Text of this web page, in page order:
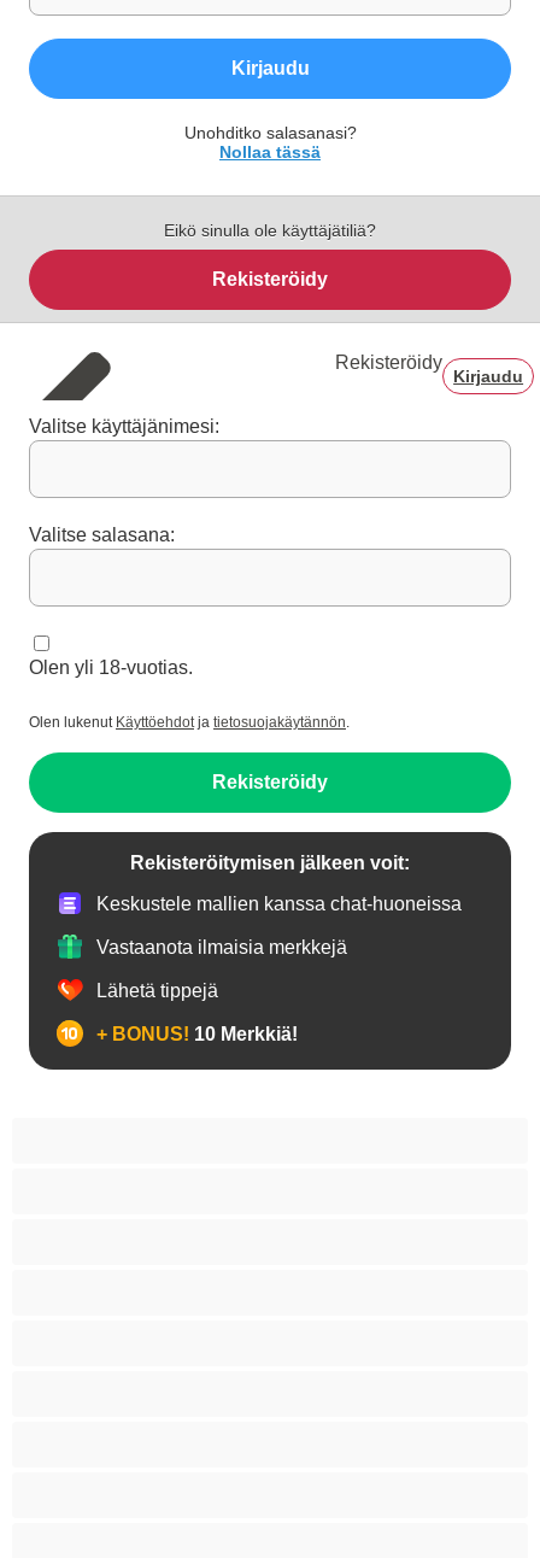
Kirjaudu
Unohditko salasanasi?
Nollaa tässä
Eikö sinulla ole käyttäjätiliä?
Rekisteröidy
Rekisteröidy
Kirjaudu
Valitse käyttäjänimesi:
Valitse salasana:
Olen yli 18-vuotias.
Olen lukenut Käyttöehdotja tietosuojakäytännön.
Rekisteröidy
Rekisteröitymisen jälkeen voit:
Keskustele mallien kanssa chat-huoneissa
Vastaanota ilmaisia merkkejä
Lähetä tippejä
+ BONUS! 10 Merkkiä!